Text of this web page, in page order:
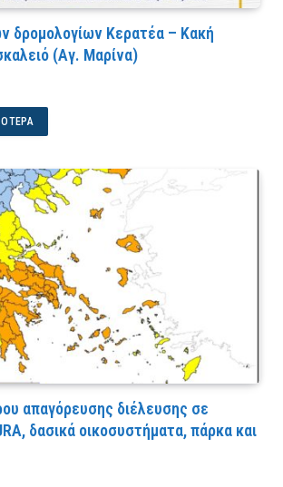
δρομολογίων Κερατέα – Κακή
(Αγ. Μαρίνα)
απαγόρευσης διέλευσης σε
δασικά οικοσυστήματα, πάρκα και